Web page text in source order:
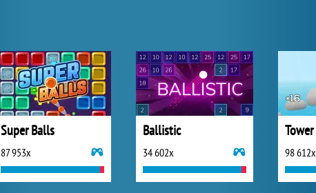
Super Balls
87 953x
Ballistic
34 602x 98 612x